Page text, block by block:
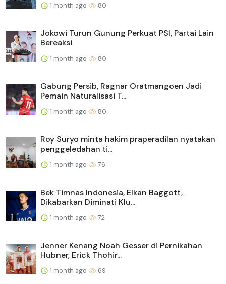
1 month ago 80
Jokowi Turun Gunung Perkuat PSI, Partai Lain
Bereaksi
1 month ago 80
Gabung Persib, Ragnar Oratmangoen Jadi
Pemain Naturalisasi T...
1 month ago 80
Roy Suryo minta hakim praperadilan nyatakan
penggeledahan ti...
1 month ago 76
Bek Timnas Indonesia, Elkan Baggott,
Dikabarkan Diminati Klu...
1 month ago 72
Jenner Kenang Noah Gesser di Pernikahan
Hubner, Erick Thohir...
1 month ago 69